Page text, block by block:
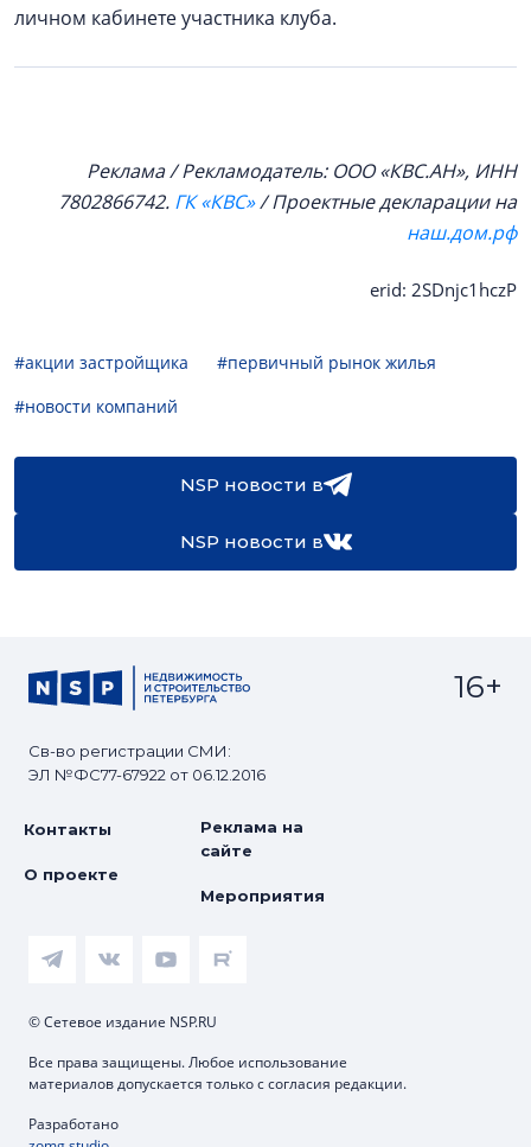
личном кабинете участника клуба.
Реклама / Рекламодатель: ООО «КВС.АН», ИНН
7802866742. ГК «КВС»/ Проектные декларации на
наш.дом.рф
erid: 2SDnjc1hczP
#акции застройщика
#первичный рынок жилья
#новости компаний
NSP новости в
NSP новости в
Св-во регистрации СМИ:
ЭЛ №ФС77-67922 от 06.12.2016
16+
Контакты
О проекте
Реклама на
сайте
Мероприятия
© Сетевое издание NSP.RU
Все права защищены. Любое использование
материалов допускается только с согласия редакции.
Разработано